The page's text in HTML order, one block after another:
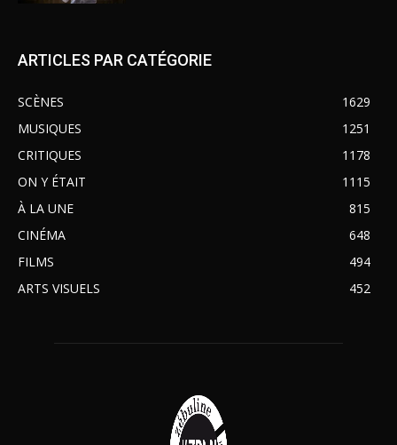
ARTICLES PAR CATÉGORIE
SCÈNES
1629
MUSIQUES
1251
CRITIQUES
1178
ON Y ÉTAIT
1115
À LA UNE
815
CINÉMA
648
FILMS
494
ARTS VISUELS
452